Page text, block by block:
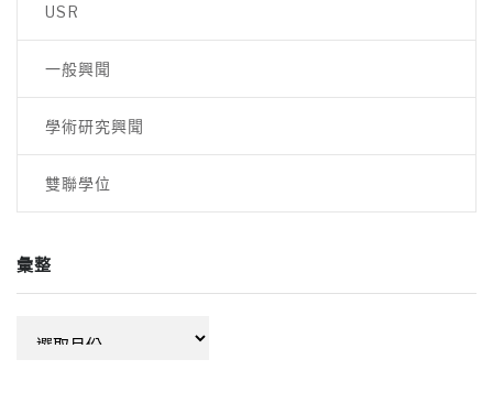
USR
一般興聞
學術研究興聞
雙聯學位
彙整